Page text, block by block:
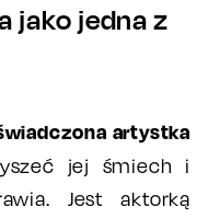
jako jedna z
artystka
jej śmiech i
Jest aktorką